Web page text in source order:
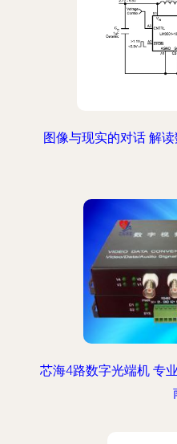
图像与现实的对话 解
芯海4路数字光端机 专